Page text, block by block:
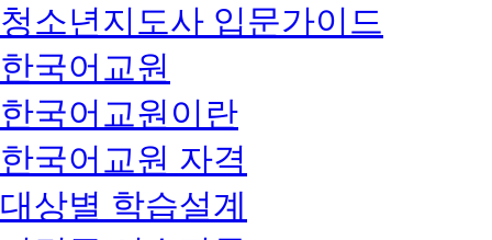
청소년지도사 입문가이드
한국어교원
한국어교원이란
한국어교원 자격
대상별 학습설계